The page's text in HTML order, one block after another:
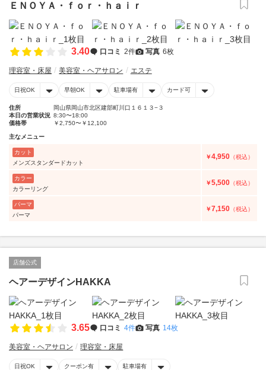
ＥＮＯＹＡ・ｆｏｒ・ｈａｉｒ
3.40 口コミ 2件 写真 6枚
理容室・床屋 美容室・ヘアサロン エステ
日祝OK 早朝OK 駐車場有 カード可
住所
岡山県岡山市北区建部町川口１６１３−３
本日の営業状況 8:30〜18:00
価格帯
￥2,750〜￥12,100
主なメニュー
カット
メンズスタンダードカット
￥4,950 （税込）
カラー
カラーリング
￥5,500 （税込）
パーマ
パーマ
￥7,150 （税込）
店舗公式
ヘアーデザインHAKKA
3.65 口コミ 4件 写真 14枚
美容室・ヘアサロン 理容室・床屋
日祝OK クーポン有 駐車場有